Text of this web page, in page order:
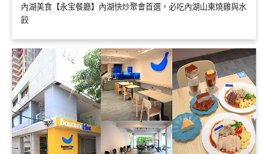
內湖美食【永宝餐廳】內湖快炒聚會首選，必吃內湖山東燒雞與水
餃